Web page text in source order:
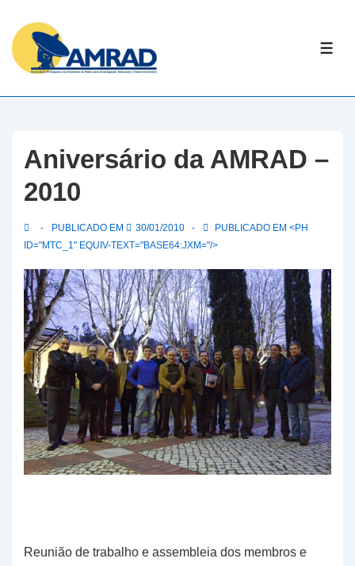
Skip
Content
Aniversário da AMRAD –
2010
PUBLICADO EM 30/01/2010
PUBLICADO EM <PH
ID="MTC_1" EQUIV-TEXT="BASE64:JXM="/>
Reunião de trabalho e assembleia dos membros e